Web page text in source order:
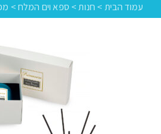
עמוד הבית > חנות> ספא וים המלח>
ספא וים המלח>מפיץ